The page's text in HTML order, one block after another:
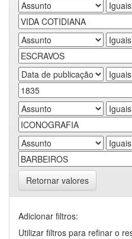
Retornar valores
Adicionar filtros:
Utilizar filtros para refinar o